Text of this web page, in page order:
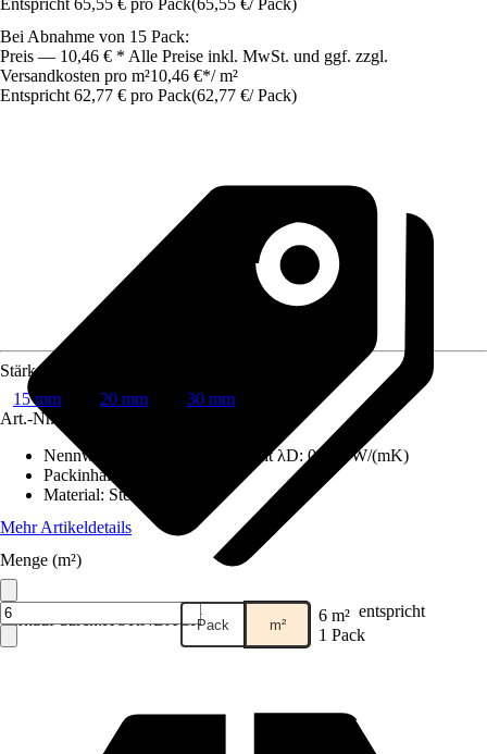
Entspricht 65,55 € pro Pack(65,55 €/ Pack)
Bei Abnahme von 15 Pack:
Preis — 10,46 € * Alle Preise inkl. MwSt. und ggf. zzgl.
Versandkosten pro m²10,46 €*/ m²
Entspricht 62,77 € pro Pack(62,77 €/ Pack)
Verkauf durch:HORNBACH
Stärke
15 mm
20 mm
30 mm
Art.-Nr.
Nennwert der Wärmeleitfähigkeit λD: 0,034 W/(mK)
Packinhalt
Material: Steinwolle
Mehr Artikeldetails
Menge (m²)
Pack m² 6 m² entspricht
1 Pack